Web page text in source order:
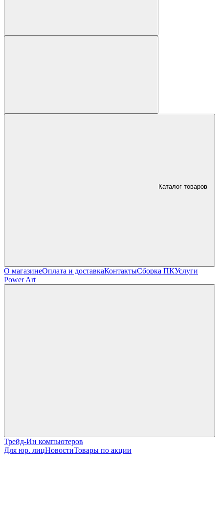
Каталог товаров
О магазинеОплата и доставкаКонтактыСборка ПКУслуги
Power Art
Трейд-Ин компьютеров
Для юр. лицНовостиТовары по акции